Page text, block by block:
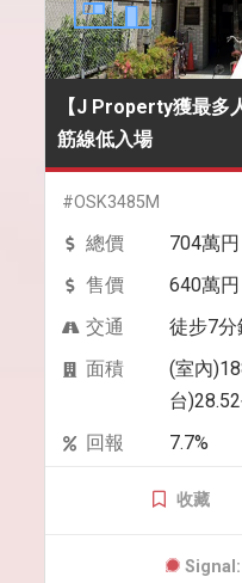
【J Property獲最多
筋線低入場
#OSK3485M
總價
704萬
售價
640萬
交通
徒步7
面積
(室內
台
回報
7.7%
收藏